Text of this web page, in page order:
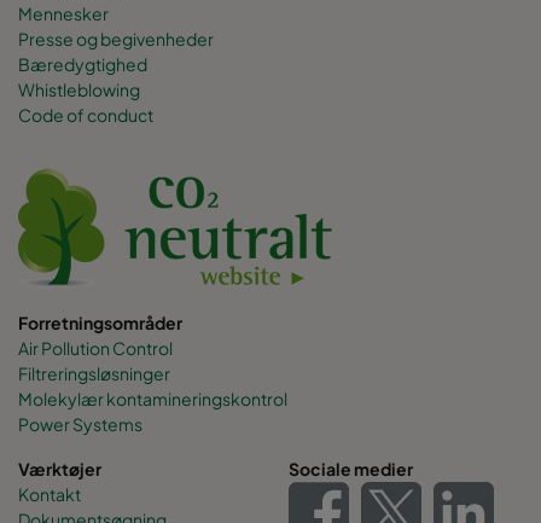
Mennesker
Presse og begivenheder
Bæredygtighed
Whistleblowing
Code of conduct
Forretningsområder
Air Pollution Control
Filtreringsløsninger
Molekylær kontamineringskontrol
Power Systems
Værktøjer
Kontakt
Sociale medier